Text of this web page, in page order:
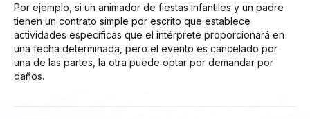
Por ejemplo, si un animador de fiestas infantiles y un padre
tienen un contrato simple por escrito que establece
actividades específicas que el intérprete proporcionará en
una fecha determinada, pero el evento es cancelado por
una de las partes, la otra puede optar por demandar por
daños.